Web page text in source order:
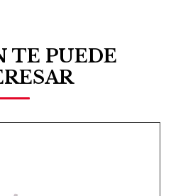
TE PUEDE